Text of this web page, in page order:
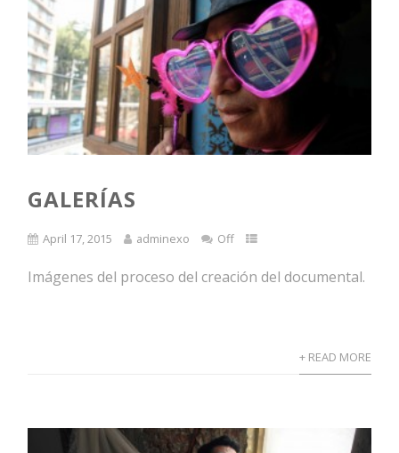
GALERÍAS
April 17, 2015 adminexo Off
Imágenes del proceso del creación del documental.
+ READ MORE